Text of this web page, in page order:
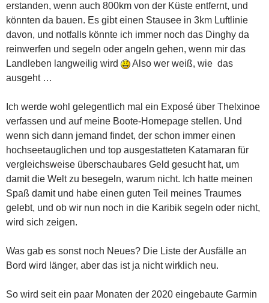
erstanden, wenn auch 800km von der Küste entfernt, und
könnten da bauen. Es gibt einen Stausee in 3km Luftlinie
davon, und notfalls könnte ich immer noch das Dinghy da
reinwerfen und segeln oder angeln gehen, wenn mir das
Landleben langweilig wird
Also wer weiß, wie das
ausgeht …
Ich werde wohl gelegentlich mal ein Exposé über Thelxinoe
verfassen und auf meine Boote-Homepage stellen. Und
wenn sich dann jemand findet, der schon immer einen
hochseetauglichen und top ausgestatteten Katamaran für
vergleichsweise überschaubares Geld gesucht hat, um
damit die Welt zu besegeln, warum nicht. Ich hatte meinen
Spaß damit und habe einen guten Teil meines Traumes
gelebt, und ob wir nun noch in die Karibik segeln oder nicht,
wird sich zeigen.
Was gab es sonst noch Neues? Die Liste der Ausfälle an
Bord wird länger, aber das ist ja nicht wirklich neu.
So wird seit ein paar Monaten der 2020 eingebaute Garmin